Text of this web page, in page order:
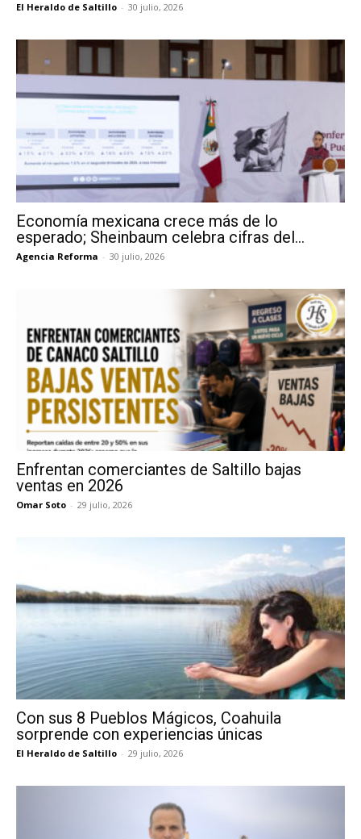
El Heraldo de Saltillo - 30 julio, 2026
Economía mexicana crece más de lo
esperado; Sheinbaum celebra cifras del...
Agencia Reforma - 30 julio, 2026
Enfrentan comerciantes de Saltillo bajas
ventas en 2026
Omar Soto - 29 julio, 2026
Con sus 8 Pueblos Mágicos, Coahuila
sorprende con experiencias únicas
El Heraldo de Saltillo - 29 julio, 2026